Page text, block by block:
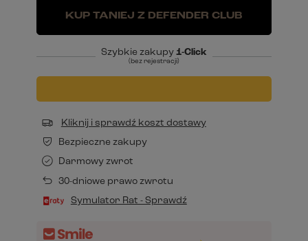
KUP TANIEJ Z DEFENDER CLUB
Szybkie zakupy 1-Click
(bez rejestracji)
Kliknij i sprawdź koszt dostawy
Bezpieczne zakupy
Darmowy zwrot
30-dniowe prawo zwrotu
Symulator Rat - Sprawdź